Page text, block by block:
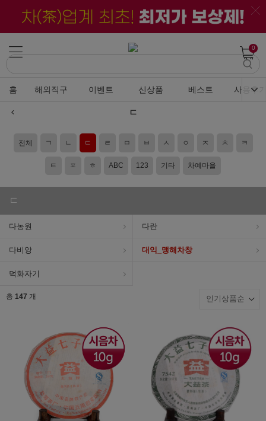
0
홈 해외직구 이벤트 신상품 베스트 사용후
ㄷ
전체 ㄱ ㄴ ㄷ ㄹ ㅁ ㅂ ㅅ ㅇ ㅈ ㅊ ㅋ
ㅌ ㅍ ㅎ ABC 123 기타 차예마을
ㄷ
다농원 다란
다비앙 대익_맹해차창
덕화자기
총 147 개